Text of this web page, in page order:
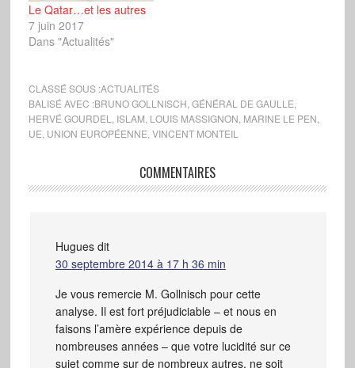
Le Qatar…et les autres
7 juin 2017
Dans "Actualités"
CLASSÉ SOUS :ACTUALITÉS
BALISÉ AVEC :BRUNO GOLLNISCH GÉNÉRAL DE GAULLE
HERVÉ GOURDEL
ISLAM LOUIS MASSIGNON MARINE LE PEN
UE UNION EUROPÉENNE VINCENT MONTEIL
COMMENTAIRES
Hugues dit
30 septembre 2014 à 17 h 36 min
Je vous remercie M. Gollnisch pour cette
analyse. Il est fort préjudiciable – et nous en
faisons l’amère expérience depuis de
nombreuses années – que votre lucidité sur ce
sujet comme sur de nombreux autres, ne soit